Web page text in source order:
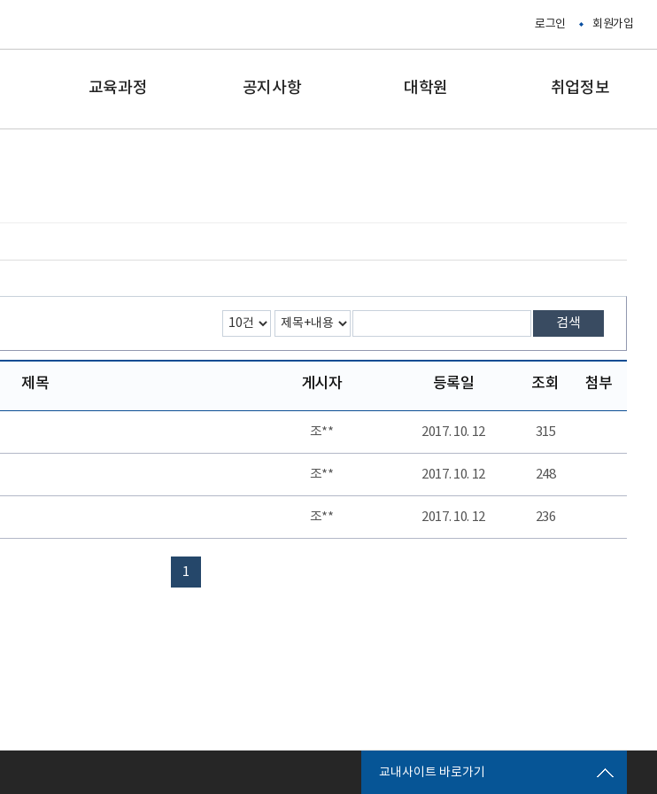
로그인 회원가입
교육과정 공지사항 대학원 취업정보
검색
제목 게시자 등록일 조회 첨부
조** 2017. 10. 12 315
조** 2017. 10. 12 248
조** 2017. 10. 12 236
1
교내사이트 바로가기